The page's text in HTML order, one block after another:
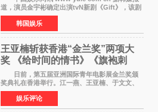
道，演员金宇彬确定出演tvN新剧《Gift》，该剧
预计将于下半年播出，引发观众高度期待。
本剧改编自同名网络漫画，讲述一位经历意外事
故后获得特殊
韩国娱乐
王亚楠斩获香港“金兰奖”两项大
奖 《给时间的情书》《旗袍刺
客》双双获肯定
日前，第五届亚洲国际青年电影展金兰奖颁
奖典礼在香港举行。江一燕、王亚楠、于文文、
李东学等知名演员出席活动。著名演员、导演王
亚楠凭借音乐故事片《给时间的情书》和院线电
影《旗袍刺客》
娱乐评论